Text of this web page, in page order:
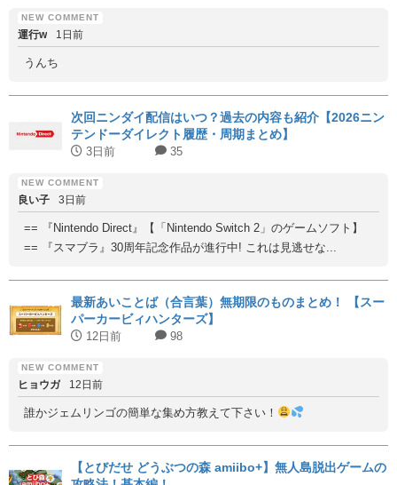
運行w 1日前
うんち
次回ニンダイ配信はいつ？過去の内容も紹介【2026ニン
テンドーダイレクト履歴・周期まとめ】
3日前 35
良い子 3日前
== 『Nintendo Direct』【「Nintendo Switch 2」のゲームソフト】
== 『スマブラ』30周年記念作品が進行中! これは見逃せな...
最新あいことば（合言葉）無期限のものまとめ！ 【スー
パーカービィハンターズ】
12日前 98
ヒョウガ 12日前
誰かジェムリンゴの簡単な集め方教えて下さい！
【とびだせ どうぶつの森 amiibo+】無人島脱出ゲームの